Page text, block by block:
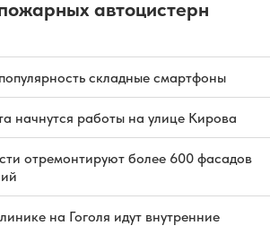
автоцистерн
складные смартфоны
начнутся работы на улице Кирова
отремонтируют более 600 фасадов
на Гоголя идут внутренние